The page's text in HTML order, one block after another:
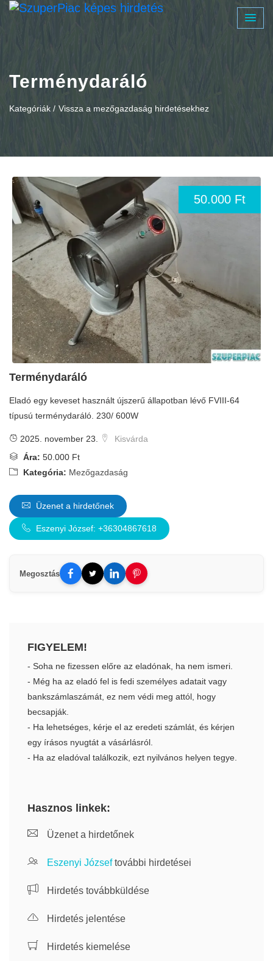
Terménydaráló
Kategóriák / Vissza a mezőgazdaság hirdetésekhez
50.000 Ft
Terménydaráló
Eladó egy keveset használt újszerű állapotban lévő FVIII-64
típusú terménydaráló. 230/ 600W
2025. november 23.
Kisvárda
Ára: 50.000 Ft
Kategória: Mezőgazdaság
Üzenet a hirdetőnek
Eszenyi József: +36304867618
Megosztás
FIGYELEM!
- Soha ne fizessen előre az eladónak, ha nem ismeri.
- Még ha az eladó fel is fedi személyes adatait vagy
bankszámlaszámát, ez nem védi meg attól, hogy
becsapják.
- Ha lehetséges, kérje el az eredeti számlát, és kérjen
egy írásos nyugtát a vásárlásról.
- Ha az eladóval találkozik, ezt nyilvános helyen tegye.
Hasznos linkek:
Üzenet a hirdetőnek
Eszenyi Józseftovábbi hirdetései
Hirdetés továbbküldése
Hirdetés jelentése
Hirdetés kiemelése